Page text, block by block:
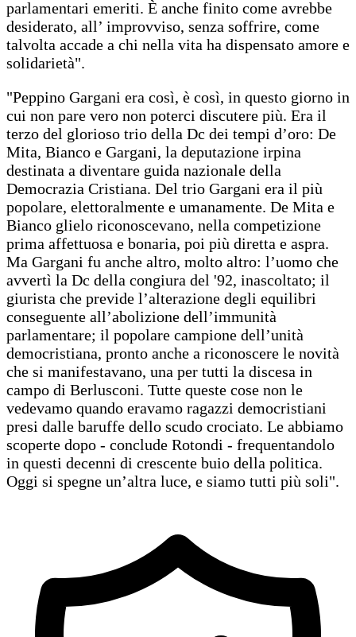
parlamentari emeriti. È anche finito come avrebbe
desiderato, all’ improvviso, senza soffrire, come
talvolta accade a chi nella vita ha dispensato amore e
solidarietà".
"Peppino Gargani era così, è così, in questo giorno in
cui non pare vero non poterci discutere più. Era il
terzo del glorioso trio della Dc dei tempi d’oro: De
Mita, Bianco e Gargani, la deputazione irpina
destinata a diventare guida nazionale della
Democrazia Cristiana. Del trio Gargani era il più
popolare, elettoralmente e umanamente. De Mita e
Bianco glielo riconoscevano, nella competizione
prima affettuosa e bonaria, poi più diretta e aspra.
Ma Gargani fu anche altro, molto altro: l’uomo che
avvertì la Dc della congiura del '92, inascoltato; il
giurista che previde l’alterazione degli equilibri
conseguente all’abolizione dell’immunità
parlamentare; il popolare campione dell’unità
democristiana, pronto anche a riconoscere le novità
che si manifestavano, una per tutti la discesa in
campo di Berlusconi. Tutte queste cose non le
vedevamo quando eravamo ragazzi democristiani
presi dalle baruffe dello scudo crociato. Le abbiamo
scoperte dopo - conclude Rotondi - frequentandolo
in questi decenni di crescente buio della politica.
Oggi si spegne un’altra luce, e siamo tutti più soli".